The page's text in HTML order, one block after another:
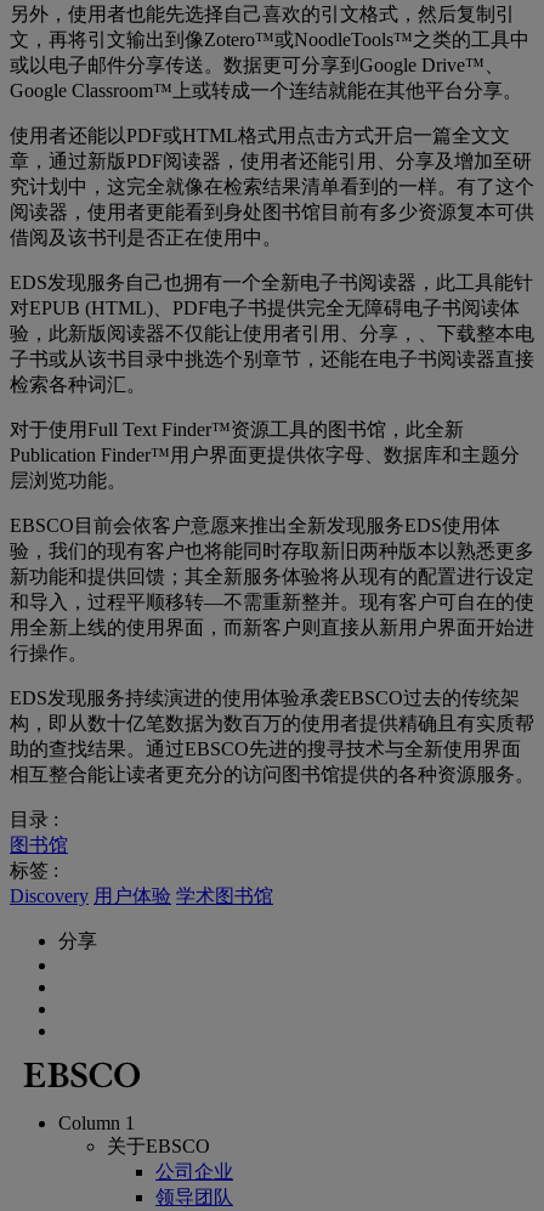
另外，使用者也能先选择自己喜欢的引文格式，然后复制引
文，再将引文输出到像Zotero™或NoodleTools™之类的工具中
或以电子邮件分享传送。数据更可分享到Google Drive™、
Google Classroom™上或转成一个连结就能在其他平台分享。
使用者还能以PDF或HTML格式用点击方式开启一篇全文文
章，通过新版PDF阅读器，使用者还能引用、分享及增加至研
究计划中，这完全就像在检索结果清单看到的一样。有了这个
阅读器，使用者更能看到身处图书馆目前有多少资源复本可供
借阅及该书刊是否正在使用中。
EDS发现服务自己也拥有一个全新电子书阅读器，此工具能针
对EPUB (HTML)、PDF电子书提供完全无障碍电子书阅读体
验，此新版阅读器不仅能让使用者引用、分享，、下载整本电
子书或从该书目录中挑选个别章节，还能在电子书阅读器直接
检索各种词汇。
对于使用Full Text Finder™资源工具的图书馆，此全新
Publication Finder™用户界面更提供依字母、数据库和主题分
层浏览功能。
EBSCO目前会依客户意愿来推出全新发现服务EDS使用体
验，我们的现有客户也将能同时存取新旧两种版本以熟悉更多
新功能和提供回馈；其全新服务体验将从现有的配置进行设定
和导入，过程平顺移转—不需重新整并。现有客户可自在的使
用全新上线的使用界面，而新客户则直接从新用户界面开始进
行操作。
EDS发现服务持续演进的使用体验承袭EBSCO过去的传统架
构，即从数十亿笔数据为数百万的使用者提供精确且有实质帮
助的查找结果。通过EBSCO先进的搜寻技术与全新使用界面
相互整合能让读者更充分的访问图书馆提供的各种资源服务。
目录 :
图书馆
标签 :
Discovery 用户体验 学术图书馆
分享
Column 1
关于EBSCO
公司企业
领导团队